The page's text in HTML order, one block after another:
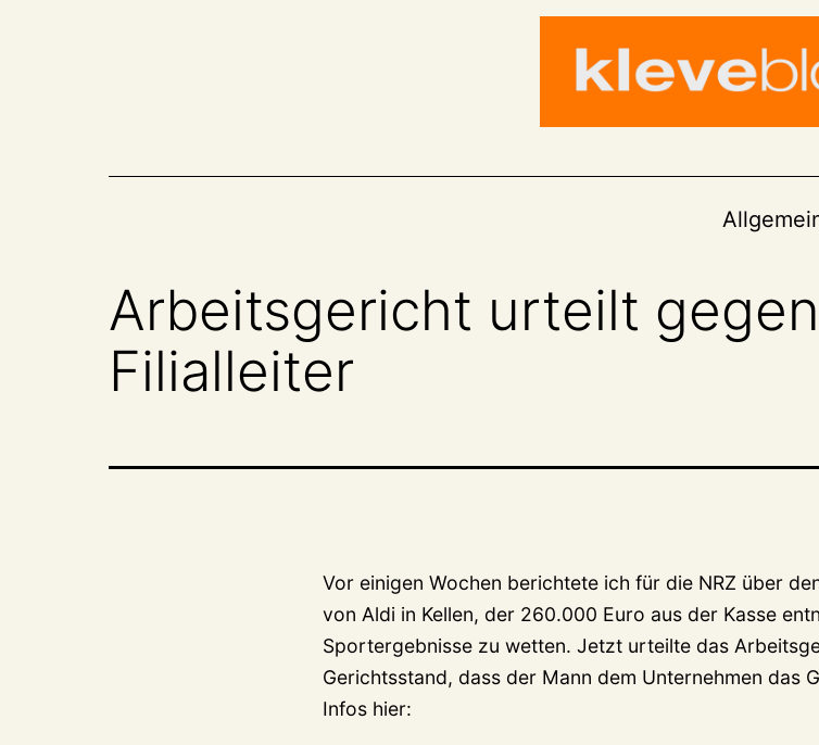
Arbeitsgericht urteilt
Filialleiter
Vor einigen Wochen berichtete ich für die NRZ über
von Aldi in Kellen, der 260.000 Euro aus der Kasse
Sportergebnisse zu wetten. Jetzt urteilte das
Gerichtsstand, dass der Mann dem Unternehmen das
Infos hier: